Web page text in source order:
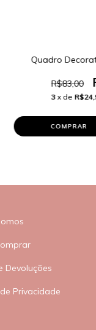
Quadro
R$83,00
3 x de
COMPRAR
Devoluções
Privacidade